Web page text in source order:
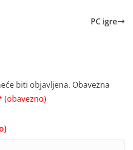
PC igre
biti objavljena. Obavezna
(obavezno)